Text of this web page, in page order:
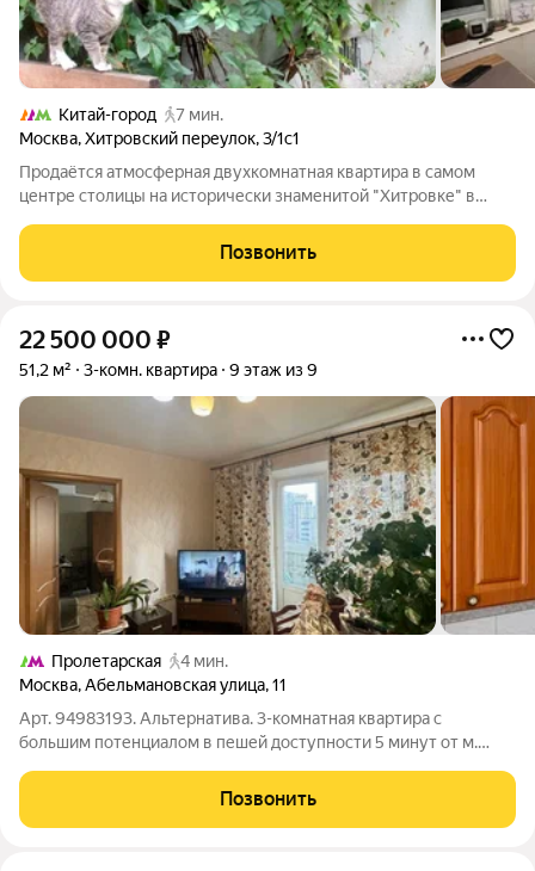
Китай-город
7 мин.
Москва,Хитровский переулок,3/1с1
Продаётся атмосферная двухкомнатная квартира в самом
центре столицы на исторически знаменитой "Хитровке" в
расположение в тихом дворике. Потолки 3.60, комнаты
раздельные, совмещенный санузел ( есть
Позвонить
22 500 000 ₽
51,2 м² 3-комн. квартира 9 этаж из 9
Пролетарская
4 мин.
Москва,Абельмановская улица,11
Арт. 94983193. Альтернатива. 3-комнатная квартира с
большим потенциалом в пешей доступности 5 минут от м.
в тихий двор и в торец дома. Планировка: изолированная
комната в торце (северная
Позвонить